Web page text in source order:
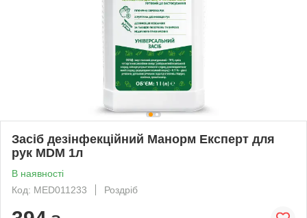
Засіб дезінфекційний Манорм Експерт для
рук MDM 1л
В наявності
Код: MED011233
Роздріб